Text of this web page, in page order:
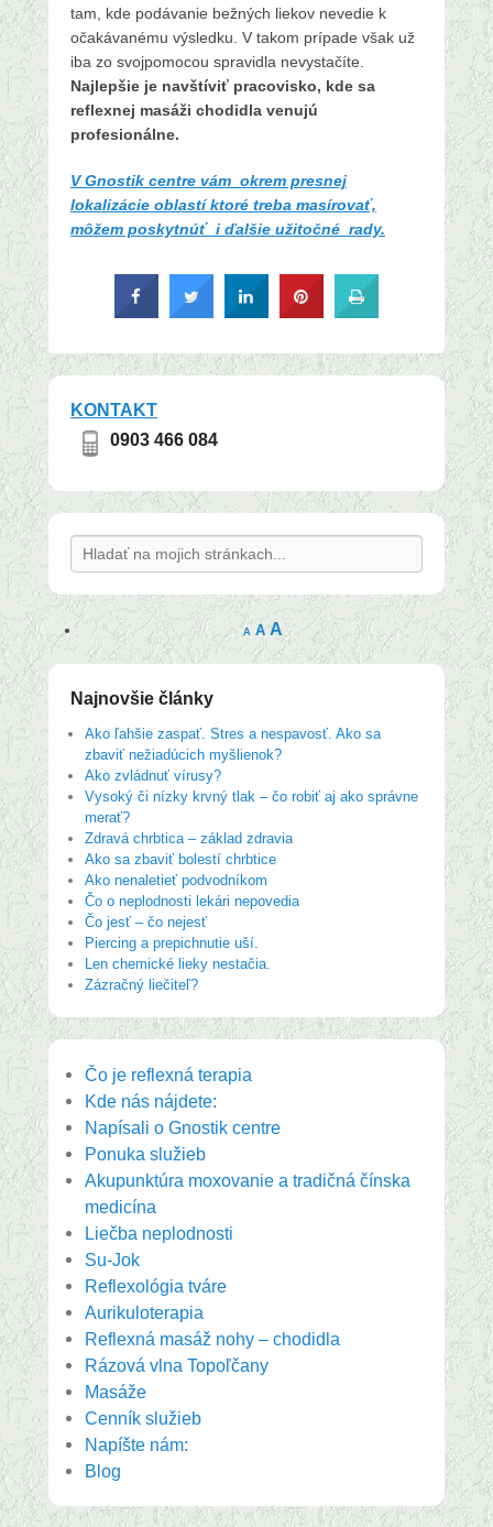
tam, kde podávanie bežných liekov nevedie k
očakávanému výsledku. V takom prípade však už
iba zo svojpomocou spravidla nevystačíte.
Najlepšie je navštíviť pracovisko, kde sa
reflexnej masáži chodidla venujú
profesionálne.
V Gnostik centre vám okrem presnej
lokalizácie oblastí ktoré treba masírovať,
môžem poskytnúť i ďalšie užitočné rady.
KONTAKT
0903 466 084
Search
A A A
Najnovšie články
Ako ľahšie zaspať. Stres a nespavosť. Ako sa
zbaviť nežiadúcich myšlienok?
Ako zvládnuť vírusy?
Vysoký či nízky krvný tlak – čo robiť aj ako správne
merať?
Zdravá chrbtica – základ zdravia
Ako sa zbaviť bolestí chrbtice
Ako nenaletieť podvodníkom
Čo o neplodnosti lekári nepovedia
Čo jesť – čo nejesť
Piercing a prepichnutie uší.
Len chemické lieky nestačia.
Zázračný liečiteľ?
Čo je reflexná terapia
Kde nás nájdete:
Napísali o Gnostik centre
Ponuka služieb
Akupunktúra moxovanie a tradičná čínska
medicína
Liečba neplodnosti
Su-Jok
Reflexológia tváre
Aurikuloterapia
Reflexná masáž nohy – chodidla
Rázová vlna Topoľčany
Masáže
Cenník služieb
Napíšte nám:
Blog